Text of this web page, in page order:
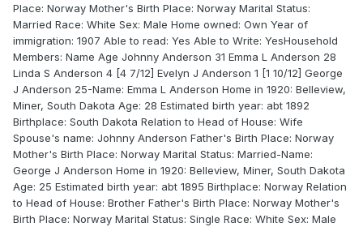
Place: Norway Mother's Birth Place: Norway Marital Status:
Married Race: White Sex: Male Home owned: Own Year of
immigration: 1907 Able to read: Yes Able to Write: YesHousehold
Members: Name Age Johnny Anderson 31 Emma L Anderson 28
Linda S Anderson 4 [4 7/12] Evelyn J Anderson 1 [1 10/12] George
J Anderson 25-Name: Emma L Anderson Home in 1920: Belleview,
Miner, South Dakota Age: 28 Estimated birth year: abt 1892
Birthplace: South Dakota Relation to Head of House: Wife
Spouse's name: Johnny Anderson Father's Birth Place: Norway
Mother's Birth Place: Norway Marital Status: Married-Name:
George J Anderson Home in 1920: Belleview, Miner, South Dakota
Age: 25 Estimated birth year: abt 1895 Birthplace: Norway Relation
to Head of House: Brother Father's Birth Place: Norway Mother's
Birth Place: Norway Marital Status: Single Race: White Sex: Male